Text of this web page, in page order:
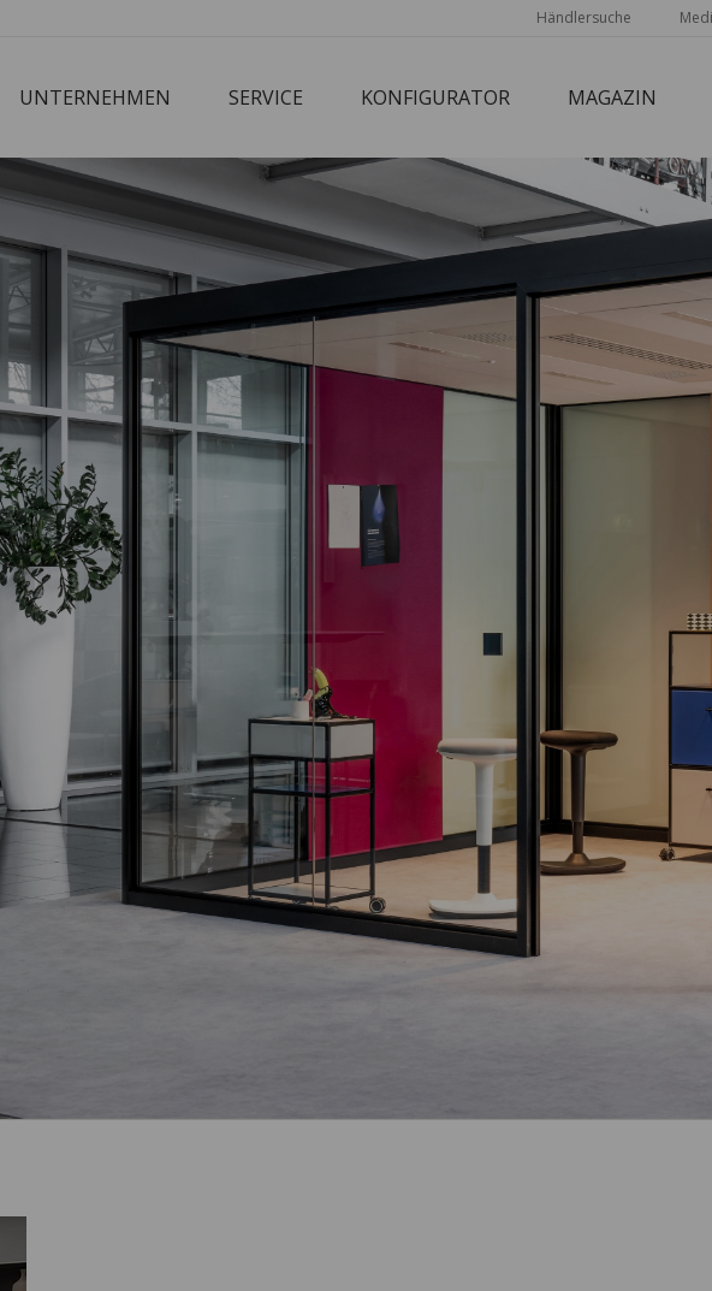
Händlersuche
UNTERNEHMEN SERVICE KONFIGURATOR MAGAZIN
Corbusier Cube M3 Economy Schreibtisch
Alle
RAUMTEILER
MIT ABLAGE
Der
multifunktionale
REGAL | HOME REGAL | HOME
Das Design-Regal